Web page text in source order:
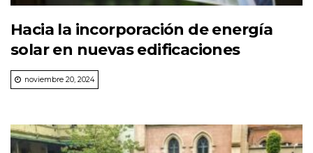
Hacia la incorporación de energía
solar en nuevas edificaciones
noviembre 20, 2024